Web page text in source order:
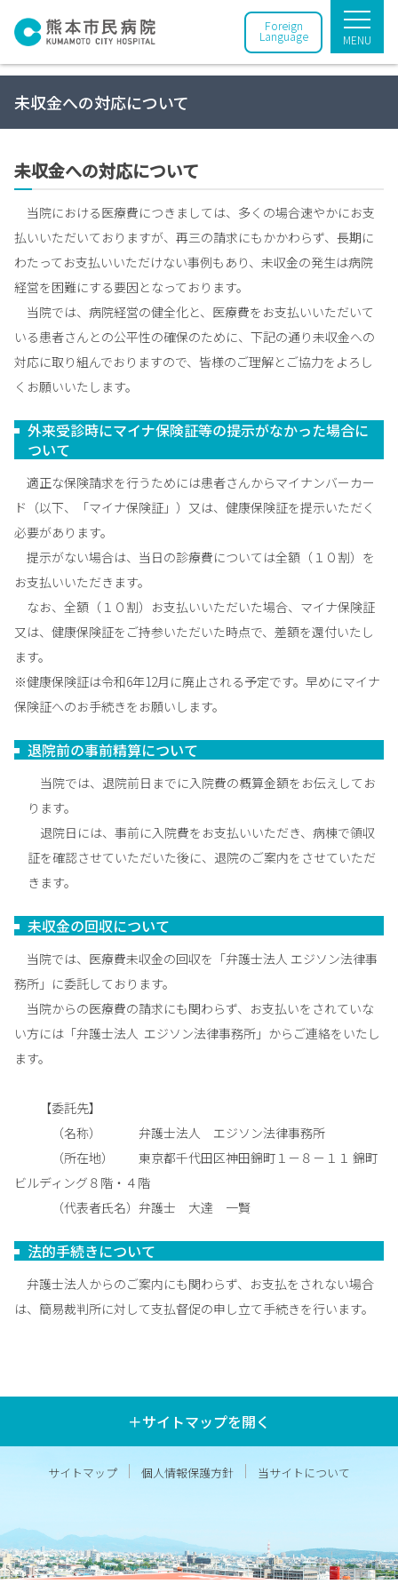
Foreign
Language MENU
未収金への対応について
未収金への対応について
当院における医療費につきましては、多くの場合速やかにお支
払いいただいておりますが、再三の請求にもかかわらず、長期に
わたってお支払いいただけない事例もあり、未収金の発生は病院
経営を困難にする要因となっております。
当院では、病院経営の健全化と、医療費をお支払いいただいて
いる患者さんとの公平性の確保のために、下記の通り未収金への
対応に取り組んでおりますので、皆様のご理解とご協力をよろし
くお願いいたします。
外来受診時にマイナ保険証等の提示がなかった場合に
ついて
適正な保険請求を行うためには患者さんからマイナンバーカー
ド（以下、「マイナ保険証」）又は、健康保険証を提示いただく
必要があります。
提示がない場合は、当日の診療費については全額（１０割）を
お支払いいただきます。
なお、全額（１０割）お支払いいただいた場合、マイナ保険証
又は、健康保険証をご持参いただいた時点で、差額を還付いたし
ます。
※健康保険証は令和6年12月に廃止される予定です。早めにマイナ
保険証へのお手続きをお願いします。
退院前の事前精算について
当院では、退院前日までに入院費の概算金額をお伝えしてお
ります。
退院日には、事前に入院費をお支払いいただき、病棟で領収
証を確認させていただいた後に、退院のご案内をさせていただ
きます。
未収金の回収について
当院では、医療費未収金の回収を「弁護士法人 エジソン法律事
務所」に委託しております。
当院からの医療費の請求にも関わらず、お支払いをされていな
い方には「弁護士法人 エジソン法律事務所」からご連絡をいたし
ます。
【委託先】
（名称） 弁護士法人 エジソン法律事務所
（所在地） 東京都千代田区神田錦町１－８－１１ 錦町
ビルディング８階・４階
（代表者氏名）弁護士 大達 一賢
法的手続きについて
弁護士法人からのご案内にも関わらず、お支払をされない場合
は、簡易裁判所に対して支払督促の申し立て手続きを行います。
＋サイトマップを開く
サイトマップ 個人情報保護方針 当サイトについて